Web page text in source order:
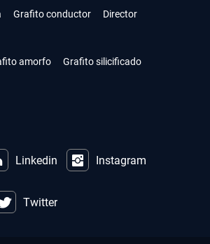
Grafito conductor
Director
amorfo
Grafito silicificado
Linkedin Instagram
Twitter